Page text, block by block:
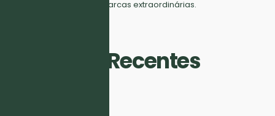
Fazemos crescer marcas extraordinárias.
Artigos Recentes